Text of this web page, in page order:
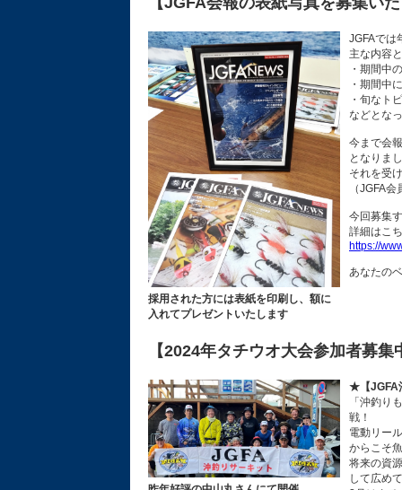
採用された方には表紙を印刷し、額に
入れてプレゼントいたします
JGFAでは
主な内容
・期間中
・期間中
・旬なト
などとな
今まで会
となりま
それを受
（JGFA
今回募集
詳細はこ
https://
あなたの
【2024年タチウオ大会参加者募集
★【JGFA
「沖釣り
戦！
電動リー
からこそ
将来の資
して広め